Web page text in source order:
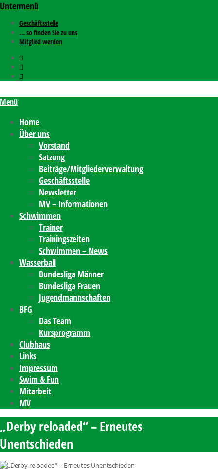
Untermenü
Geschäftsstelle
… so finden Sie zu uns
Mitglied werden
Menü
Home
Über uns
Vorstand
Satzung
Beiträge/Mitgliederverwaltung
Geschäftsstelle
Newsletter
MV – Informationen
Schwimmen
Trainer
Trainingszeiten
Schwimmen – News
Wasserball
Bundesliga Männer
Bundesliga Frauen
Jugendmannschaften
BFG
Das Team
Kursprogramm
Clubhaus
Links
Impressum
Swim & Fun
Mitarbeit
MV
„Derby reloaded“ – Erneutes
Unentschieden